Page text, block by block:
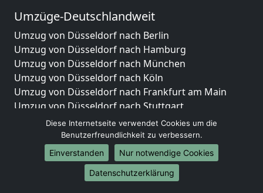
Umzüge-Deutschlandweit
Umzug von Düsseldorf nach Berlin
Umzug von Düsseldorf nach Hamburg
Umzug von Düsseldorf nach München
Umzug von Düsseldorf nach Köln
Umzug von Düsseldorf nach Frankfurt am Main
Umzug von Düsseldorf nach Stuttgart
Umzug von Düsseldorf nach Düsseldorf
Umzug von Düsseldorf nach Leipzig
Umzug von Düsseldorf nach Dortmund
Umzug von Düsseldorf nach Essen
Umzug von Düsseldorf nach Bremen
Diese Internetseite verwendet Cookies um die
Benutzerfreundlichkeit zu verbessern.
Einverstanden
Nur notwendige Cookies
Datenschutzerklärung